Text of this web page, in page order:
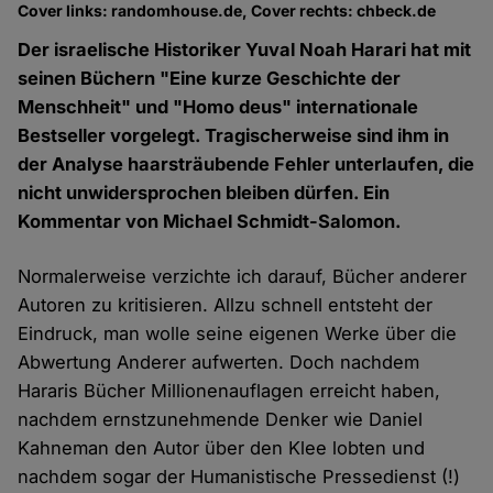
Cover links: randomhouse.de, Cover rechts: chbeck.de
Der israelische Historiker Yuval Noah Harari hat mit
seinen Büchern "Eine kurze Geschichte der
Menschheit" und "Homo deus" internationale
Bestseller vorgelegt. Tragischerweise sind ihm in
der Analyse haarsträubende Fehler unterlaufen, die
nicht unwidersprochen bleiben dürfen. Ein
Kommentar von Michael Schmidt-Salomon.
Normalerweise verzichte ich darauf, Bücher anderer
Autoren zu kritisieren. Allzu schnell entsteht der
Eindruck, man wolle seine eigenen Werke über die
Abwertung Anderer aufwerten. Doch nachdem
Hararis Bücher Millionenauflagen erreicht haben,
nachdem ernstzunehmende Denker wie Daniel
Kahneman den Autor über den Klee lobten und
nachdem sogar der Humanistische Pressedienst (!)